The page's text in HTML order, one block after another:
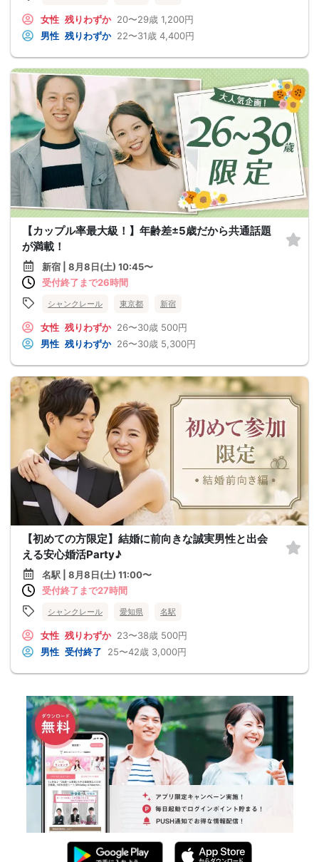
女性 残りわずか 20〜29歳 1,200円
男性 残りわずか 22〜31歳 4,400円
【カップル率最大級！】年齢差±5歳だから共通話題
が満載！
新宿 | 8月8日(土) 10:45〜
受付終了まで26時間
シャンクレール 東京都 新宿
女性 残りわずか 26〜30歳 500円
男性 残りわずか 26〜30歳 5,300円
【初めての方限定】結婚に前向きな誠実男性と出会
える安心婚活Party♪
名駅 | 8月8日(土) 11:00〜
受付終了まで27時間
シャンクレール 愛知県 名駅
女性 残りわずか 23〜38歳 500円
男性 受付終了 25〜42歳 3,000円